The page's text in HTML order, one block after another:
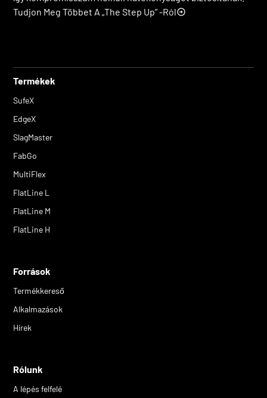
Tudjon Meg Többet A „The Step Up” -ról
Termékek
SufeX
EdgeX
SlagMaster
FabGo
MultiFlex
FlatLine L
FlatLine M
FlatLine H
Források
Termékkereső
Alkalmazások
Hírek
Rólunk
A lépés felfelé